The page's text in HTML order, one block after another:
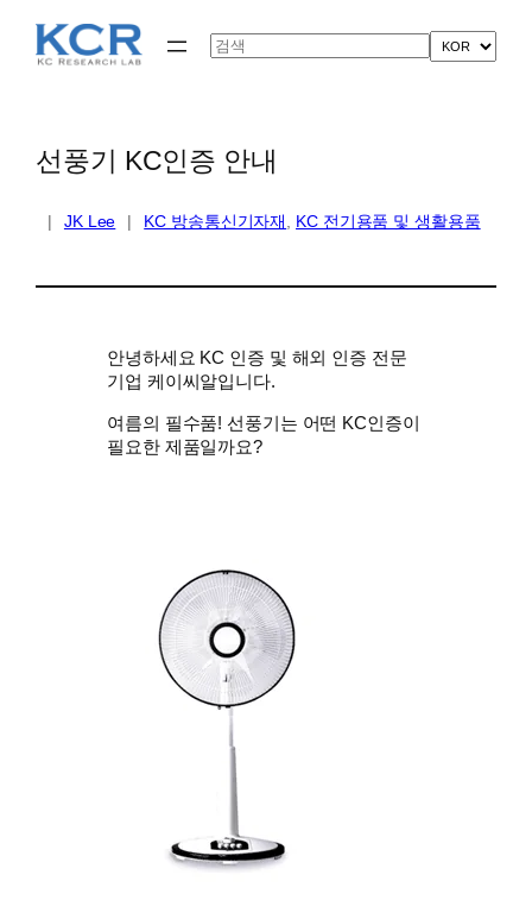
Search
선풍기 KC인증 안내
| JK Lee | KC 방송통신기자재 KC 전기용품 및 생활용품
안녕하세요 KC 인증 및 해외 인증 전문
기업 케이씨알입니다.
여름의 필수품! 선풍기는 어떤 KC인증이
필요한 제품일까요?